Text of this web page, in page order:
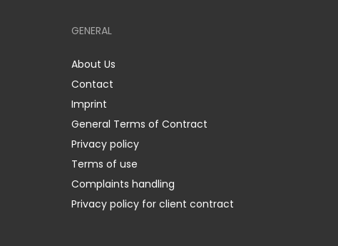
GENERAL
About Us
Contact
Imprint
General Terms of Contract
Privacy policy
Terms of use
Complaints handling
Privacy policy for client contract